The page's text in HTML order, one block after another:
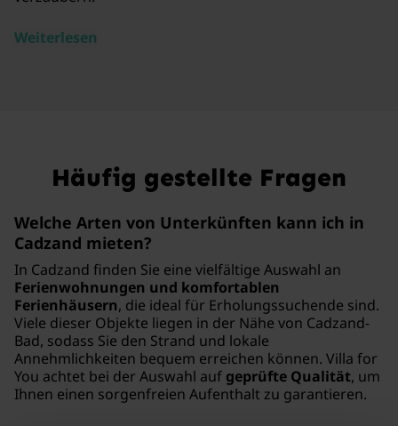
Weiterlesen
Häufig gestellte Fragen
Welche Arten von Unterkünften kann ich in
Cadzand mieten?
In Cadzand finden Sie eine vielfältige Auswahl an
Ferienwohnungen und komfortablen
Ferienhäusern, die ideal für Erholungssuchende sind.
Viele dieser Objekte liegen in der Nähe von Cadzand-
Bad, sodass Sie den Strand und lokale
Annehmlichkeiten bequem erreichen können. Villa for
You achtet bei der Auswahl auf geprüfte Qualität, um
Ihnen einen sorgenfreien Aufenthalt zu garantieren.